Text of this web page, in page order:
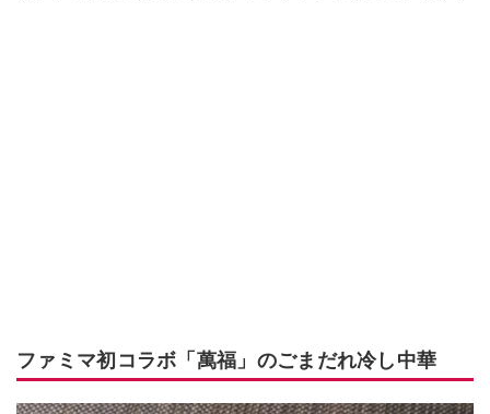
ファミマ初コラボ「萬福」のごまだれ冷し中華